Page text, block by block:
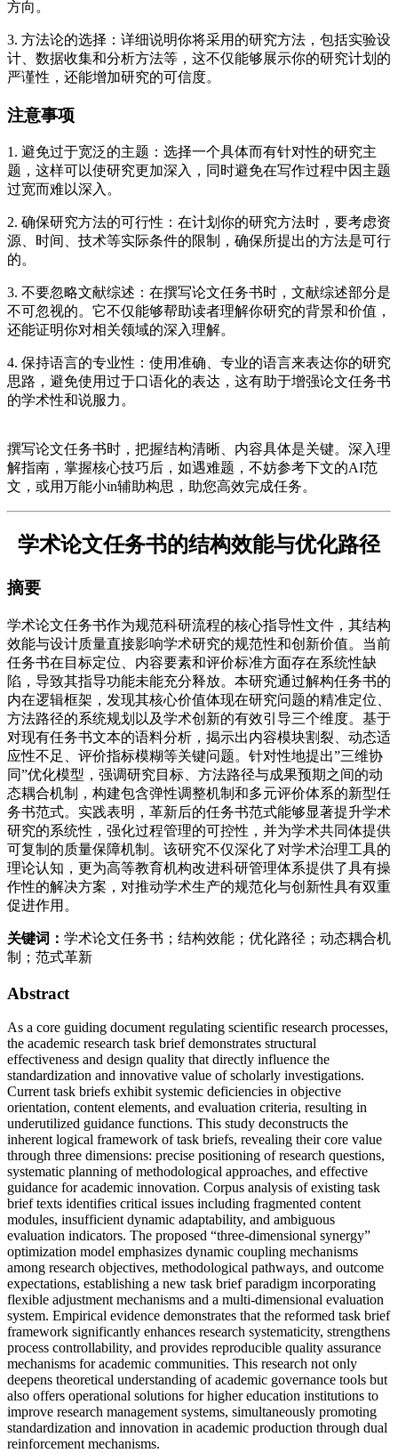
方向。
3. 方法论的选择：详细说明你将采用的研究方法，包括实验设
计、数据收集和分析方法等，这不仅能够展示你的研究计划的
严谨性，还能增加研究的可信度。
注意事项
1. 避免过于宽泛的主题：选择一个具体而有针对性的研究主
题，这样可以使研究更加深入，同时避免在写作过程中因主题
过宽而难以深入。
2. 确保研究方法的可行性：在计划你的研究方法时，要考虑资
源、时间、技术等实际条件的限制，确保所提出的方法是可行
的。
3. 不要忽略文献综述：在撰写论文任务书时，文献综述部分是
不可忽视的。它不仅能够帮助读者理解你研究的背景和价值，
还能证明你对相关领域的深入理解。
4. 保持语言的专业性：使用准确、专业的语言来表达你的研究
思路，避免使用过于口语化的表达，这有助于增强论文任务书
的学术性和说服力。
撰写论文任务书时，把握结构清晰、内容具体是关键。深入理
解指南，掌握核心技巧后，如遇难题，不妨参考下文的AI范
文，或用万能小in辅助构思，助您高效完成任务。
学术论文任务书的结构效能与优化路径
摘要
学术论文任务书作为规范科研流程的核心指导性文件，其结构
效能与设计质量直接影响学术研究的规范性和创新价值。当前
任务书在目标定位、内容要素和评价标准方面存在系统性缺
陷，导致其指导功能未能充分释放。本研究通过解构任务书的
内在逻辑框架，发现其核心价值体现在研究问题的精准定位、
方法路径的系统规划以及学术创新的有效引导三个维度。基于
对现有任务书文本的语料分析，揭示出内容模块割裂、动态适
应性不足、评价指标模糊等关键问题。针对性地提出”三维协
同”优化模型，强调研究目标、方法路径与成果预期之间的动
态耦合机制，构建包含弹性调整机制和多元评价体系的新型任
务书范式。实践表明，革新后的任务书范式能够显著提升学术
研究的系统性，强化过程管理的可控性，并为学术共同体提供
可复制的质量保障机制。该研究不仅深化了对学术治理工具的
理论认知，更为高等教育机构改进科研管理体系提供了具有操
作性的解决方案，对推动学术生产的规范化与创新性具有双重
促进作用。
关键词： 学术论文任务书；结构效能；优化路径；动态耦合机
制；范式革新
Abstract
As a core guiding document regulating scientific research processes,
the academic research task brief demonstrates structural
effectiveness and design quality that directly influence the
standardization and innovative value of scholarly investigations.
Current task briefs exhibit systemic deficiencies in objective
orientation, content elements, and evaluation criteria, resulting in
underutilized guidance functions. This study deconstructs the
inherent logical framework of task briefs, revealing their core value
through three dimensions: precise positioning of research questions,
systematic planning of methodological approaches, and effective
guidance for academic innovation. Corpus analysis of existing task
brief texts identifies critical issues including fragmented content
modules, insufficient dynamic adaptability, and ambiguous
evaluation indicators. The proposed “three-dimensional synergy”
optimization model emphasizes dynamic coupling mechanisms
among research objectives, methodological pathways, and outcome
expectations, establishing a new task brief paradigm incorporating
flexible adjustment mechanisms and a multi-dimensional evaluation
system. Empirical evidence demonstrates that the reformed task brief
framework significantly enhances research systematicity, strengthens
process controllability, and provides reproducible quality assurance
mechanisms for academic communities. This research not only
deepens theoretical understanding of academic governance tools but
also offers operational solutions for higher education institutions to
improve research management systems, simultaneously promoting
standardization and innovation in academic production through dual
reinforcement mechanisms.